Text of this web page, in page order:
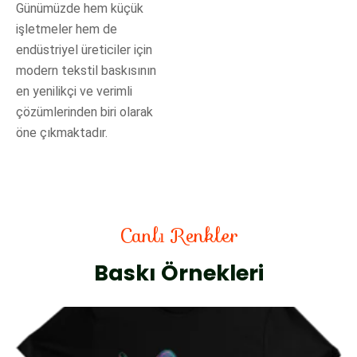
Günümüzde hem küçük
işletmeler hem de
endüstriyel üreticiler için
modern tekstil baskısının
en yenilikçi ve verimli
çözümlerinden biri olarak
öne çıkmaktadır.
Canlı Renkler
Baskı Örnekleri